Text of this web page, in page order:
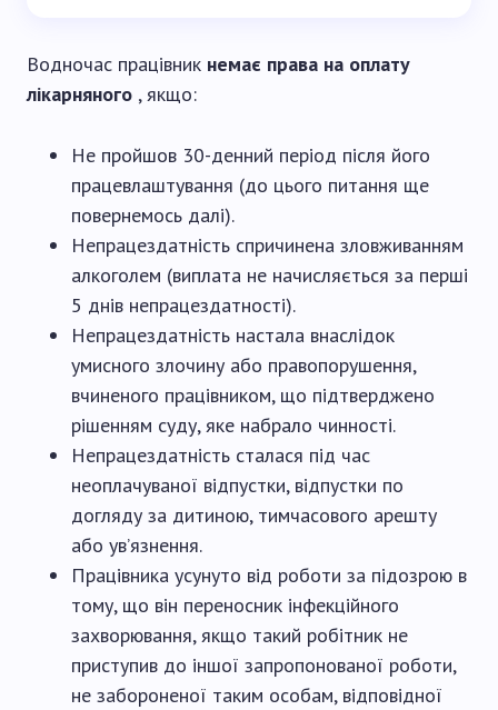
Водночас працівник немає права на оплату
лікарняного , якщо:
Не пройшов 30-денний період після його
працевлаштування (до цього питання ще
повернемось далі).
Непрацездатність спричинена зловживанням
алкоголем (виплата не начисляється за перші
5 днів непрацездатності).
Непрацездатність настала внаслідок
умисного злочину або правопорушення,
вчиненого працівником, що підтверджено
рішенням суду, яке набрало чинності.
Непрацездатність сталася під час
неоплачуваної відпустки, відпустки по
догляду за дитиною, тимчасового арешту
або ув’язнення.
Працівника усунуто від роботи за підозрою в
тому, що він переносник інфекційного
захворювання, якщо такий робітник не
приступив до іншої запропонованої роботи,
не забороненої таким особам, відповідної